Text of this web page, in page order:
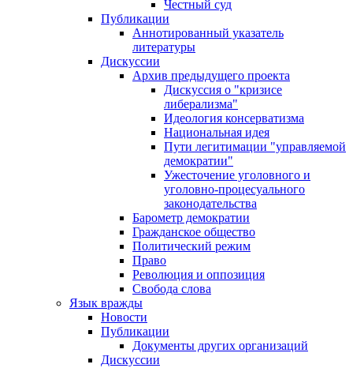
Честный суд
Публикации
Аннотированный указатель
литературы
Дискуссии
Архив предыдущего проекта
Дискуссия о "кризисе
либерализма"
Идеология консерватизма
Национальная идея
Пути легитимации "управляемой
демократии"
Ужесточение уголовного и
уголовно-процесуального
законодательства
Барометр демократии
Гражданское общество
Политический режим
Право
Революция и оппозиция
Свобода слова
Язык вражды
Новости
Публикации
Документы других организаций
Дискуссии